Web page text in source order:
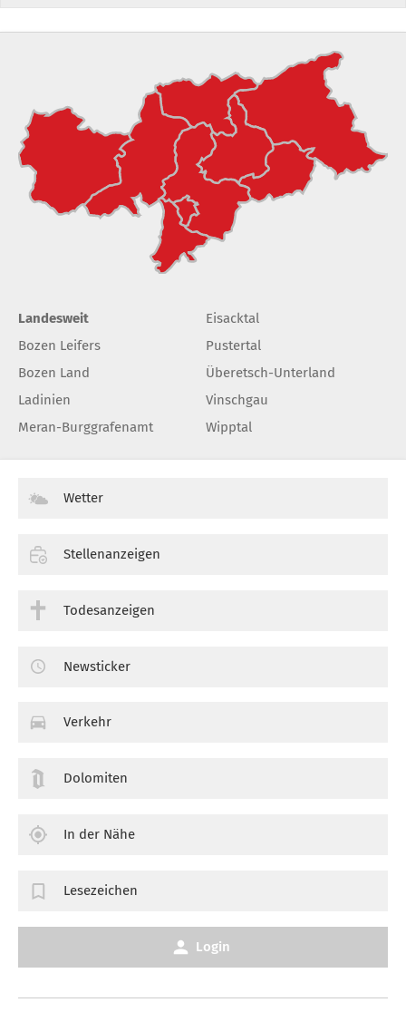
Landesweit
Bozen Leifers
Bozen Land
Ladinien
Meran-Burggrafenamt
Eisacktal
Pustertal
Überetsch-Unterland
Vinschgau
Wipptal
Wetter
Stellenanzeigen
Todesanzeigen
Newsticker
Verkehr
Dolomiten
In der Nähe
Lesezeichen
Login